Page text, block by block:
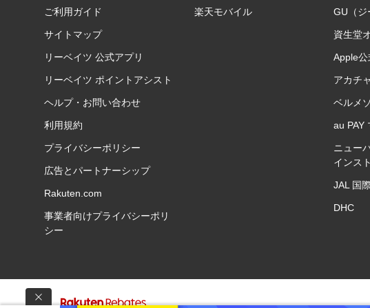
ご利用ガイド
サイトマップ
リーベイツ 公式アプリ
リーベイツ ポイントアシスト
ヘルプ・お問い合わせ
利用規約
プライバシーポリシー
広告とパートナーシップ
Rakuten.com
事業者向けプライバシーポリ
シー
楽天モバイル GU（ジ
資生堂
Apple公
アカチ
ベルメ
au PAY
ニュー
インス
JAL 国
DHC